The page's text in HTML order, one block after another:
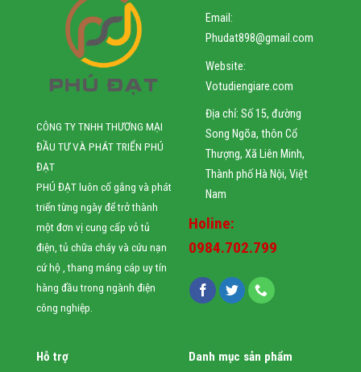
CÔNG TY TNHH THƯƠNG MẠI
ĐẦU TƯ VÀ PHÁT TRIỂN PHÚ
ĐẠT
PHÚ ĐẠT luôn cố gắng và phát
triển từng ngày để trở thành
một đơn vị cung cấp vỏ tủ
điện, tủ chữa cháy và cứu nạn
cứ hộ , thang máng cáp uy tín
hàng đầu trong ngành điện
công nghiệp.
Email:
Phudat898@gmail.com
Website:
Votudiengiare.com
Địa chỉ: Số 15, đường
Song Ngõa, thôn Cổ
Thượng, Xã Liên Minh,
Thành phố Hà Nội, Việt
Nam
Holine:
0984.702.799
Hỗ trợ Danh mục sản phẩm